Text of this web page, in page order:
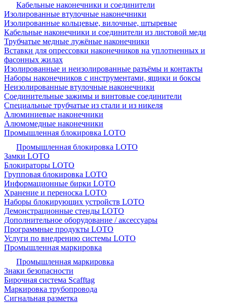
Кабельные наконечники и соединители
Изолированные втулочные наконечники
Изолированные кольцевые, вилочные, штыревые
Кабельные наконечники и соединители из листовой меди
Трубчатые медные лужёные наконечники
Вставки для опрессовки наконечников на уплотненных и
фасонных жилах
Изолированные и неизолированные разъёмы и контакты
Наборы наконечников с инструментами, ящики и боксы
Неизолированные втулочные наконечники
Соединительные зажимы и винтовые соединители
Специальные трубчатые из стали и из никеля
Алюминиевые наконечники
Алюмомедные наконечники
Промышленная блокировка LOTO
Промышленная блокировка LOTO
Замки LOTO
Блокираторы LOTO
Групповая блокировка LOTO
Информационные бирки LOTO
Хранение и переноска LOTO
Наборы блокирующих устройств LOTO
Демонстрационные стенды LOTO
Дополнительное оборудование / аксессуары
Программные продукты LOTO
Услуги по внедрению системы LOTO
Промышленная маркировка
Промышленная маркировка
Знаки безопасности
Бирочная система Scafftag
Маркировка трубопровода
Сигнальная разметка